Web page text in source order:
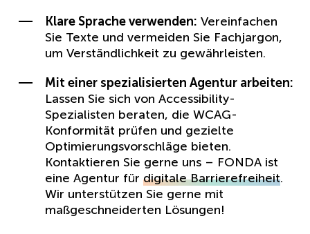
Klare Sprache verwenden: Vereinfachen
Sie Texte und vermeiden Sie Fachjargon,
um Verständlichkeit zu gewährleisten.
Mit einer spezialisierten Agentur arbeiten:
Lassen Sie sich von Accessibility-
Spezialisten beraten, die WCAG-
Konformität prüfen und gezielte
Optimierungsvorschläge bieten.
Kontaktieren Sie gerne uns – FONDA ist
eine Agentur für digitale Barrierefreiheit.
Wir unterstützen Sie gerne mit
maßgeschneiderten Lösungen!